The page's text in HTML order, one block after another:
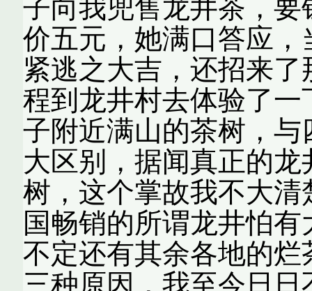
子向我兜售龙井茶，
价五元，她满口答应
紧逃之大吉，还招来
程到龙井村去体验了
子附近满山的茶树，
大区别，据闻真正的
树，这个掌故我不大
国畅销的所谓龙井怕
不定还有其余各地的
三种原因，我至今日